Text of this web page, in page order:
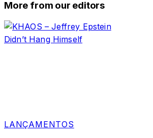
More from our editors
LANÇAMENTOS